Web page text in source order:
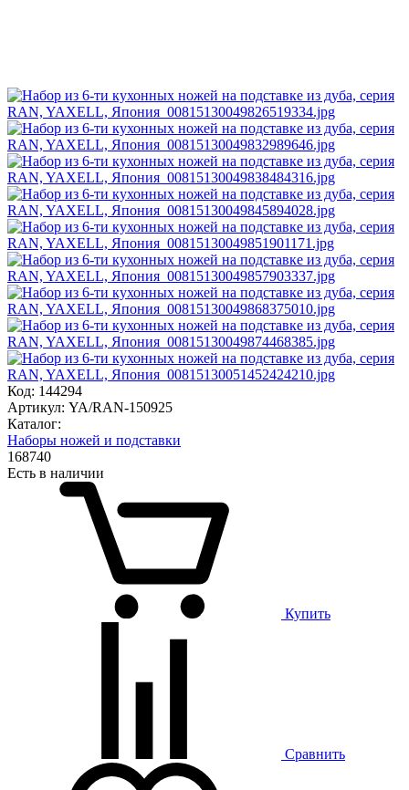
Код: 144294
Артикул: YA/RAN-150925
Каталог:
Наборы ножей и подставки
168740
Есть в наличии
Купить
Сравнить